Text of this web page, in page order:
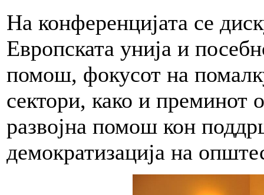
На конференцијата се
Европската унија и
помош, фокусот на
сектори, како и преминот
развојна помош кон
демократизација на